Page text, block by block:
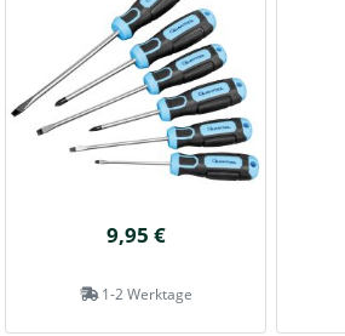
9,95 €
1-2 Werktage